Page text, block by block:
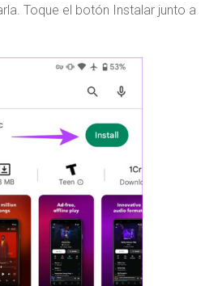
Toque el botón Instalar junto a